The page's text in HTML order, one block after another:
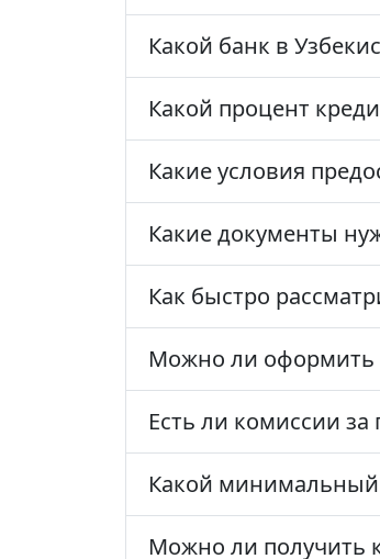
Какой банк в
Какой процент
Какие условия
Какие документы
Как быстро
Можно ли оформить
Есть ли комиссии
Какой минимальный
Можно ли получить